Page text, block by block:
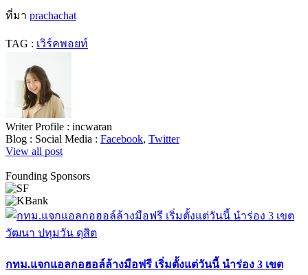
ที่มา prachachat
TAG : เวิร์คพอยท์
Writer Profile : incwaran
Blog : Social Media : Facebook, Twitter
View all post
Founding Sponsors
กทม.แจกแอลกอฮอล์ล้างมือฟรี เริ่มตั้งแต่วันนี้ นำร่อง 3 เขต